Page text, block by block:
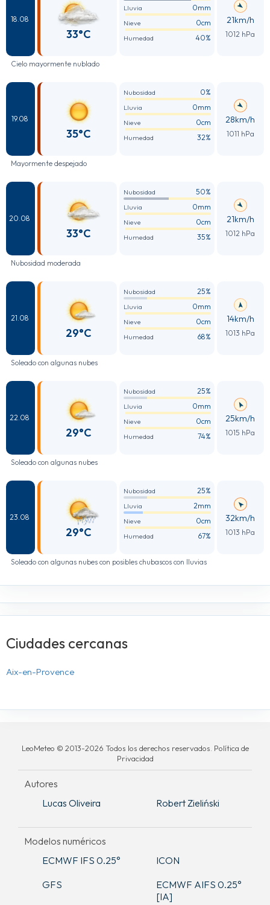
18.08
33°C
Lluvia 0mm
Nieve 0cm
Humedad 40%
21km/h
1012 hPa
Cielo mayormente nublado
19.08
35°C
Nubosidad 0%
Lluvia 0mm
Nieve 0cm
Humedad 32%
28km/h
1011 hPa
Mayormente despejado
20.08
33°C
Nubosidad 50%
Lluvia 0mm
Nieve 0cm
Humedad 35%
21km/h
1012 hPa
Nubosidad moderada
21.08
29°C
Nubosidad 25%
Lluvia 0mm
Nieve 0cm
Humedad 68%
14km/h
1013 hPa
Soleado con algunas nubes
22.08
29°C
Nubosidad 25%
Lluvia 0mm
Nieve 0cm
Humedad 74%
25km/h
1015 hPa
Soleado con algunas nubes
23.08
29°C
Nubosidad 25%
Lluvia 2mm
Nieve 0cm
Humedad 67%
32km/h
1013 hPa
Soleado con algunas nubes con posibles chubascos con lluvias
Ciudades cercanas
Aix-en-Provence
LeoMeteo © 2013-2026 Todos los derechos reservados. Política de
Privacidad
Autores
Lucas Oliveira
Robert Zieliński
Modelos numéricos
ECMWF IFS 0.25°
ICON
GFS
ECMWF AIFS 0.25°
[IA]